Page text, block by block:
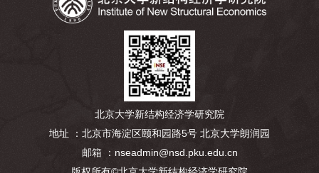
北京大学新结构经济学研究院
地址 ：北京市海淀区颐和园路5号 北京大学朗润园
邮箱 ：nseadmin@nsd.pku.edu.cn